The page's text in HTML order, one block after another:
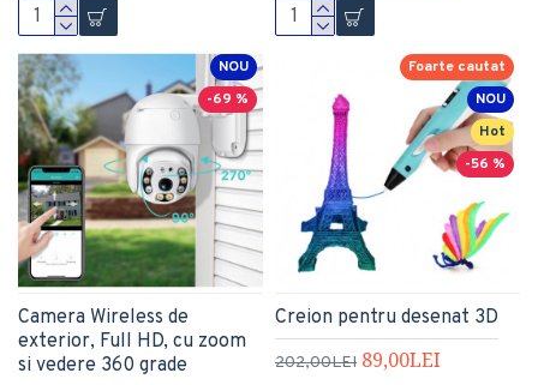
NOU
-69 %
Camera Wireless de
exterior, Full HD, cu zoom
si vedere 360 grade
NOU
Hot
Foarte cautat
-56 %
Creion pentru desenat 3D
202,00LEI 89,00LEI